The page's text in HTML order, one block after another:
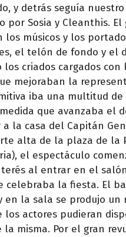
y detrás seguía
por Sosia y Cleanthis.
los músicos y los
el telón de fondo y el
los criados cargados con
mejoraban la
iba una multitud de
que avanzaba el
la casa del Capitán
alta de la plaza de la
el espectáculo
al entrar en el
celebraba la fiesta. El
en la sala se produjo un
los actores pudieran
la misma. Por el gran